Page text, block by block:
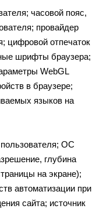
часовой пояс,
провайдер
цифровой отпечаток
шрифты браузера;
WebGL
в браузере;
языков на
пользователя; ОС
глубина
на экране);
автоматизации при
сайта; источник